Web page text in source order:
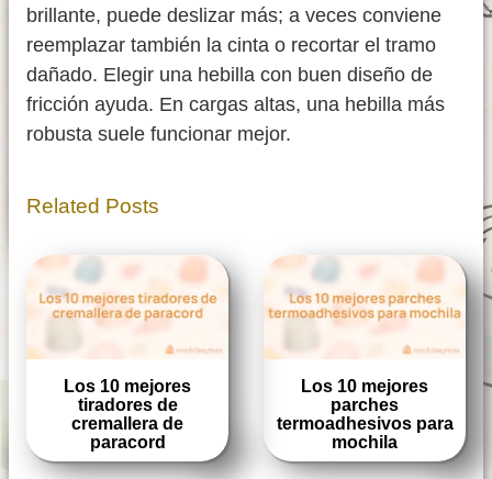
brillante, puede deslizar más; a veces conviene
reemplazar también la cinta o recortar el tramo
dañado. Elegir una hebilla con buen diseño de
fricción ayuda. En cargas altas, una hebilla más
robusta suele funcionar mejor.
Related Posts
Los 10 mejores
tiradores de
cremallera de
paracord
Los 10 mejores
parches
termoadhesivos para
mochila